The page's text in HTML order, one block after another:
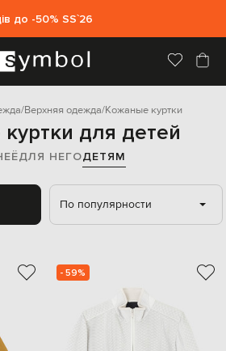
до -50% SS`26
Верхняя одежда Кожаные куртки
для детей
ДЛЯ НЕГОДЕТЯМ
По популярности
- 59%